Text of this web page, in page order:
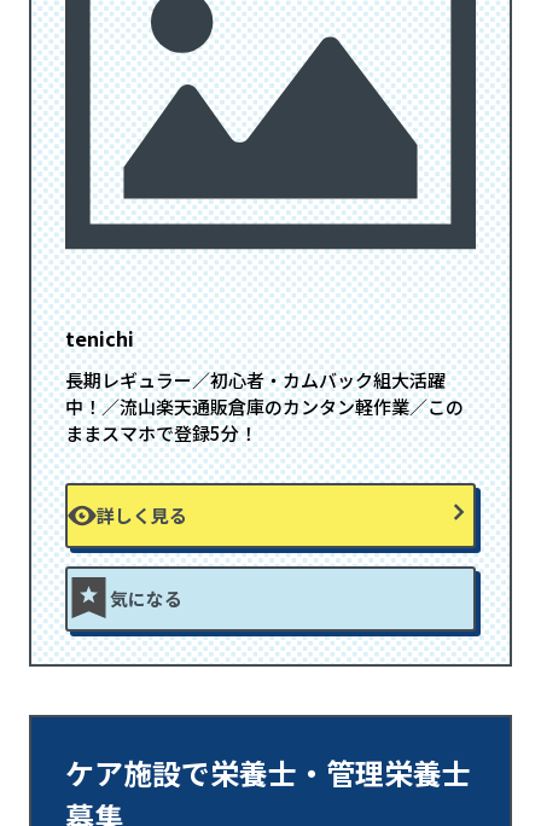
tenichi
長期レギュラー／初心者・カムバック組大活躍
中！／流山楽天通販倉庫のカンタン軽作業／この
ままスマホで登録5分！
詳しく見る
気になる
ケア施設で栄養士・管理栄養士
募集